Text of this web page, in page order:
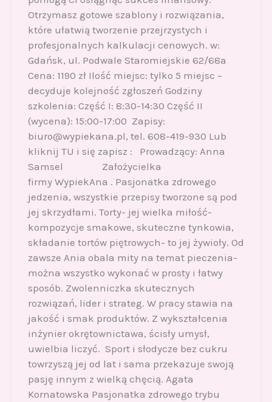
Otrzymasz gotowe szablony i rozwiązania,
które ułatwią tworzenie przejrzystych i
profesjonalnych kalkulacji cenowych. w:
Gdańsk, ul. Podwale Staromiejskie 62/68a
Cena: 1190 zł Ilość miejsc: tylko 5 miejsc –
decyduje kolejność zgłoszeń Godziny
szkolenia: Część I: 8:30-14:30 Część II
(wycena): 15:00-17:00 Zapisy:
biuro@wypiekana.pl, tel. 608-419-930 Lub
kliknij TU i się zapisz : Prowadzący: Anna
Samsel Założycielka
firmy WypiekAna . Pasjonatka zdrowego
jedzenia, wszystkie przepisy tworzone są pod
jej skrzydłami. Torty- jej wielka miłość-
kompozycje smakowe, skuteczne tynkowia,
składanie tortów piętrowych- to jej żywioły. Od
zawsze Ania obala mity na temat pieczenia-
można wszystko wykonać w prosty i łatwy
sposób. Zwolenniczka skutecznych
rozwiązań, lider i strateg. W pracy stawia na
jakość i smak produktów. Z wykształcenia
inżynier okrętownictawa, ścisły umysł,
uwielbia liczyć. Sport i słodycze bez cukru
towrzyszą jej od lat i sama przekazuje swoją
pasję innym z wielką chęcią. Agata
Kornatowska Pasjonatka zdrowego trybu